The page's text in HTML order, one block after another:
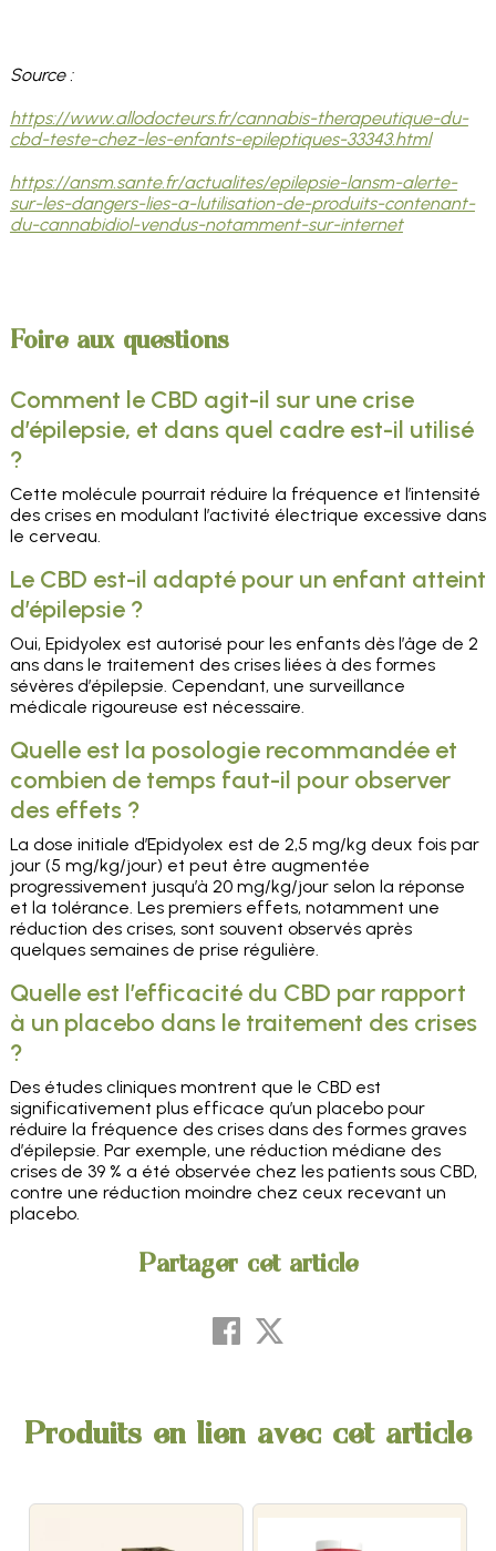
Source :
https://www.allodocteurs.fr/cannabis-therapeutique-du-
cbd-teste-chez-les-enfants-epileptiques-33343.html
https://ansm.sante.fr/actualites/epilepsie-lansm-alerte-
sur-les-dangers-lies-a-lutilisation-de-produits-contenant-
du-cannabidiol-vendus-notamment-sur-internet
Foire aux questions
Comment le CBD agit-il sur une crise
d’épilepsie, et dans quel cadre est-il utilisé
?
Cette molécule pourrait réduire la fréquence et l’intensité
des crises en modulant l’activité électrique excessive dans
le cerveau.
Le CBD est-il adapté pour un enfant atteint
d’épilepsie ?
Oui, Epidyolex est autorisé pour les enfants dès l’âge de 2
ans dans le traitement des crises liées à des formes
sévères d’épilepsie. Cependant, une surveillance
médicale rigoureuse est nécessaire.
Quelle est la posologie recommandée et
combien de temps faut-il pour observer
des effets ?
La dose initiale d’Epidyolex est de 2,5 mg/kg deux fois par
jour (5 mg/kg/jour) et peut être augmentée
progressivement jusqu’à 20 mg/kg/jour selon la réponse
et la tolérance. Les premiers effets, notamment une
réduction des crises, sont souvent observés après
quelques semaines de prise régulière.
Quelle est l’efficacité du CBD par rapport
à un placebo dans le traitement des crises
?
Des études cliniques montrent que le CBD est
significativement plus efficace qu’un placebo pour
réduire la fréquence des crises dans des formes graves
d’épilepsie. Par exemple, une réduction médiane des
crises de 39 % a été observée chez les patients sous CBD,
contre une réduction moindre chez ceux recevant un
placebo.
Partager cet article
Produits en lien avec cet article